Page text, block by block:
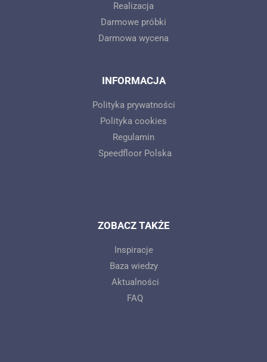
Realizacja
Darmowe próbki
Darmowa wycena
INFORMACJA
Polityka prywatności
Polityka cookies
Regulamin
Speedfloor Polska
ZOBACZ TAKŻE
Inspiracje
Baza wiedzy
Aktualności
FAQ